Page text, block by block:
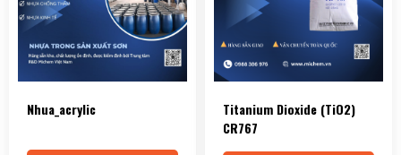
Nhua_acrylic
Titanium Dioxide (TiO2)
CR767